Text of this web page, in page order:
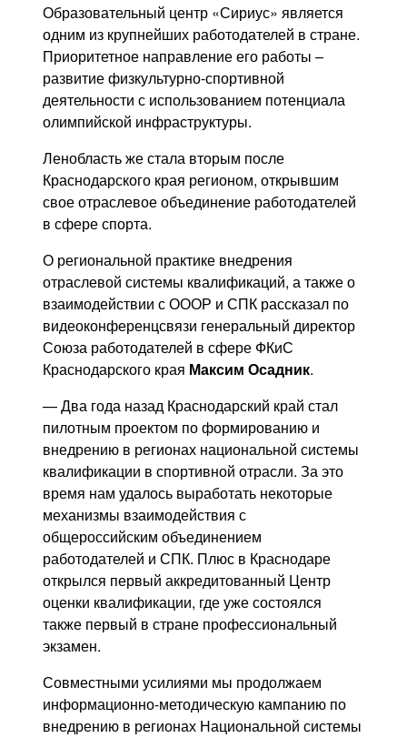
Образовательный центр «Сириус» является
одним из крупнейших работодателей в стране.
Приоритетное направление его работы –
развитие физкультурно-спортивной
деятельности с использованием потенциала
олимпийской инфраструктуры.
Ленобласть же стала вторым после
Краснодарского края регионом, открывшим
свое отраслевое объединение работодателей
в сфере спорта.
О региональной практике внедрения
отраслевой системы квалификаций, а также о
взаимодействии с ОООР и СПК рассказал по
видеоконференцсвязи генеральный директор
Союза работодателей в сфере ФКиС
Краснодарского края Максим Осадник.
— Два года назад Краснодарский край стал
пилотным проектом по формированию и
внедрению в регионах национальной системы
квалификации в спортивной отрасли. За это
время нам удалось выработать некоторые
механизмы взаимодействия с
общероссийским объединением
работодателей и СПК. Плюс в Краснодаре
открылся первый аккредитованный Центр
оценки квалификации, где уже состоялся
также первый в стране профессиональный
экзамен.
Совместными усилиями мы продолжаем
информационно-методическую кампанию по
внедрению в регионах Национальной системы